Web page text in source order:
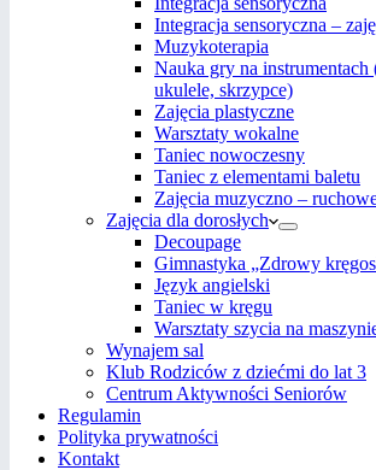
Integracja sensoryczna –
Muzykoterapia
Nauka gry na instrumentach
ukulele, skrzypce)
Zajęcia plastyczne
Warsztaty wokalne
Taniec nowoczesny
Taniec z elementami baletu
Zajęcia muzyczno –
Zajęcia dla dorosłych
Decoupage
Gimnastyka „Zdrowy
Język angielski
Taniec w kręgu
Warsztaty szycia na
Wynajem sal
Klub Rodziców z dziećmi do lat 3
Centrum Aktywności Seniorów
Regulamin
Polityka prywatności
Kontakt